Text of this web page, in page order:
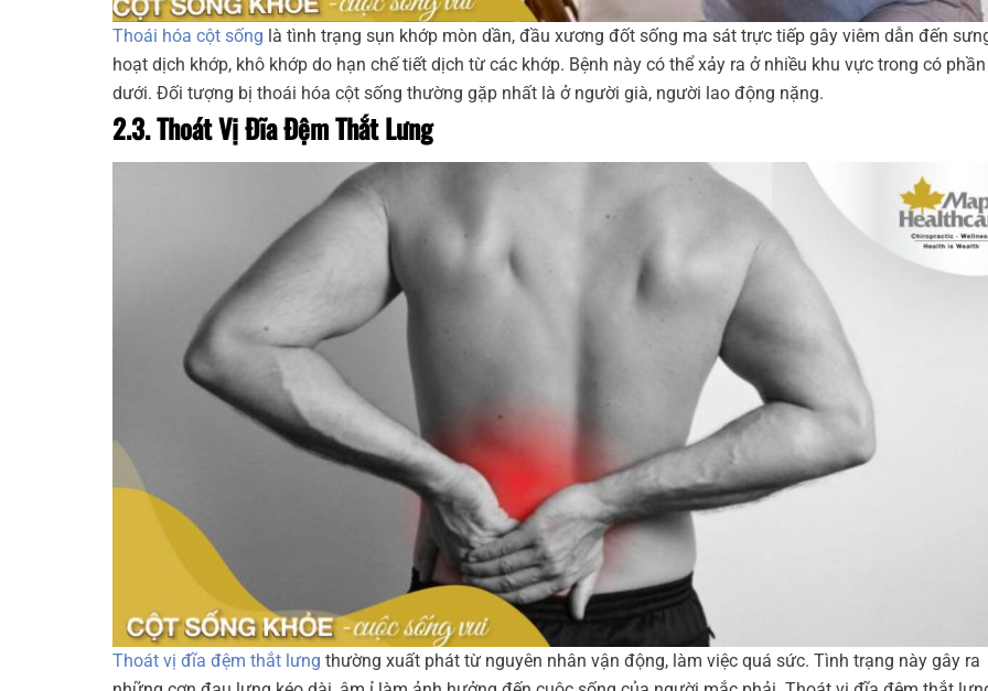
Thoái hóa cột sống là tình trạng sụn khớp mòn dần, đầu xương đốt sống ma sát trực tiếp gây viêm dẫn đến
hoạt dịch khớp, khô khớp do hạn chế tiết dịch từ các khớp. Bệnh này có thể xảy ra ở nhiều khu vực trong có
dưới. Đối tượng bị thoái hóa cột sống thường gặp nhất là ở người già, người lao động nặng.
2.3. Thoát Vị Đĩa Đệm Thắt Lưng
Thoát vị đĩa đệm thắt lưng thường xuất phát từ nguyên nhân vận động, làm việc quá sức. Tình trạng này gây ra